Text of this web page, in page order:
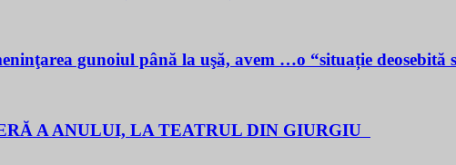
gunoiul până la uşă, avem …o “situație deosebită
A ANULUI, LA TEATRUL DIN GIURGIU